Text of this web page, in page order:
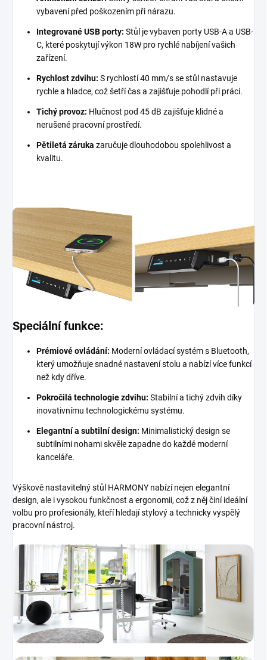
vybavení před poškozením při nárazu.
Integrované USB porty: Stůl je vybaven porty USB-A a USB-
C, které poskytují výkon 18W pro rychlé nabíjení vašich
zařízení.
Rychlost zdvihu: S rychlostí 40 mm/s se stůl nastavuje
rychle a hladce, což šetří čas a zajišťuje pohodlí při práci.
Tichý provoz: Hlučnost pod 45 dB zajišťuje klidné a
nerušené pracovní prostředí.
Pětiletá záruka zaručuje dlouhodobou spolehlivost a
kvalitu.
Speciální funkce:
Prémiové ovládání: Moderní ovládací systém s Bluetooth,
který umožňuje snadné nastavení stolu a nabízí více funkcí
než kdy dříve.
Pokročilá technologie zdvihu: Stabilní a tichý zdvih díky
inovativnímu technologickému systému.
Elegantní a subtilní design: Minimalistický design se
subtilními nohami skvěle zapadne do každé moderní
kanceláře.
Výškově nastavitelný stůl HARMONY nabízí nejen elegantní
design, ale i vysokou funkčnost a ergonomii, což z něj činí ideální
volbu pro profesionály, kteří hledají stylový a technicky vyspělý
pracovní nástroj.